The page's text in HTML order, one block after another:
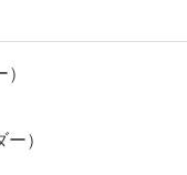
）